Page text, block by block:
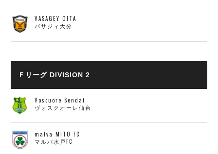
VASAGEY OITA
バサジィ大分
Ｆリーグ DIVISION 2
Voscuore Sendai
ヴォスクオーレ仙台
malva MITO FC
マルバ水戸FC